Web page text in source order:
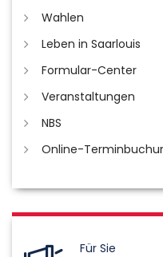
Wahlen
Leben in Saarlouis
Formular-Center
Veranstaltungen
NBS
Online-
Für Sie